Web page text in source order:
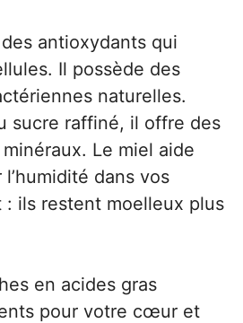
antioxydants qui
Il possède des
naturelles.
sucre raffiné, il offre des
Le miel aide
dans vos
: ils restent moelleux plus
en acides gras
pour votre cœur et